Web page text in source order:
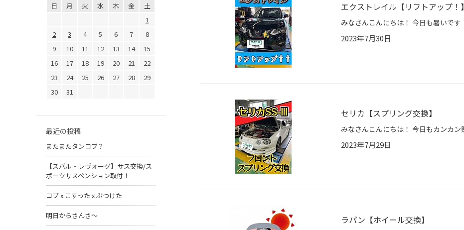
エクストレイル【リフトアップ！】
2023年7月30日
セリカ【スプリング交換】
2023年7月29日
ラパン【ホイール交換】
日 月 火 水 木 金
土
1
2
3 4 5 6 7
8
9
10 11 12 13 14
15
16
17 18 19 20 21
22
23
24 25 26 27 28
29
30
31
最近の投稿
またまたタンコブ？
【スバル・レヴォーグ】サス交換/ス
ポーツサスペンション取付！
コブ x こすった x ぶつけた
明日からさんさ〜